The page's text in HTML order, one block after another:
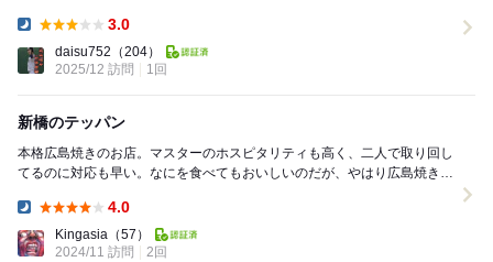
3.0
daisu752 （204）
2025/12 訪問
1回
新橋のテッパン
本格広島焼きのお店。マスターのホスピタリティも高く、二人で取り回し
てるのに対応も早い。なにを食べてもおいしいのだが、やはり広島焼きは
4.0
Kingasia （57）
2024/11 訪問
2回